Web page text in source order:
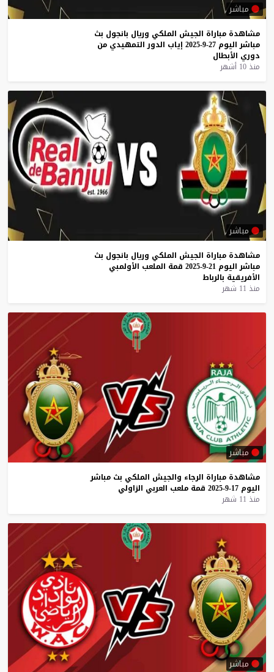
مباشر
مشاهدة مباراة الجيش الملكي وريال بانجول بث
مباشر اليوم 27-9-2025 إياب الدور التمهيدي من
دوري الأبطال
منذ 10 أشهر
مباشر
مشاهدة مباراة الجيش الملكي وريال بانجول بث
مباشر اليوم 21-9-2025 قمة الملعب الأولمبي
الأفريقية بالرباط
منذ 11 شهر
مباشر
مشاهدة مباراة الرجاء والجيش الملكي بث مباشر
اليوم 17-9-2025 قمة ملعب العربي الزاولي
منذ 11 شهر
مباشر